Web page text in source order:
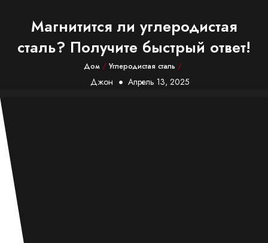
Магнитится ли углеродистая
сталь? Получите быстрый ответ!
Дом / Углеродистая сталь /
Джон Апрель 13, 2025